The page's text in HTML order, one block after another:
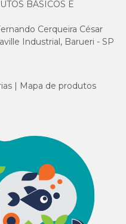
BÁSICOS E
Cerqueira César
Industrial, Barueri - SP
Mapa de produtos